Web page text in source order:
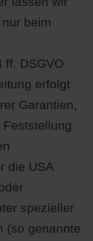
beim
ff. DSGVO
erfolgt
Garantien,
die USA
spezieller
(so genannte